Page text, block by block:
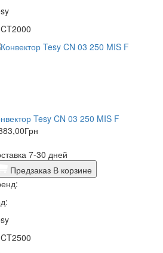
Tesy CN 03 250 MIS F
Грн
7-30 дней
Предзаказ В корзине